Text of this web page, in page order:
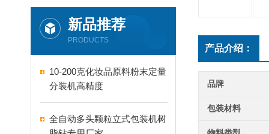
新品推荐
PRODUCTS
10-200克化妆品原料粉末定量
分装机高精度
全自动多头颗粒立式包装机树
产品介绍：
品牌
包装材料